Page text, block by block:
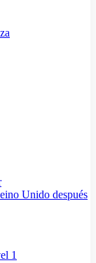
Unido después
1